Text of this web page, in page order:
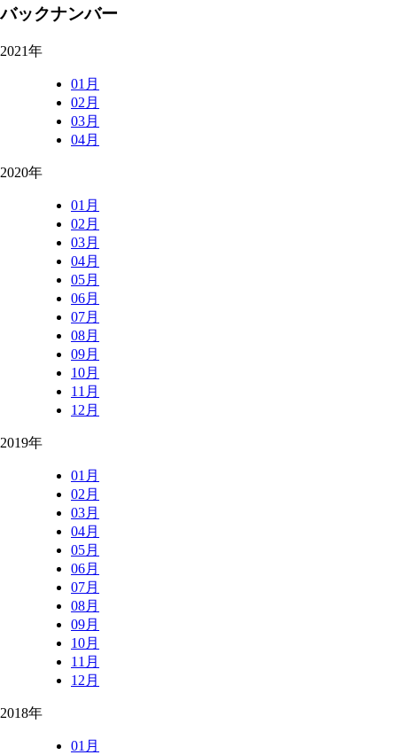
バックナンバー
2021年
01月
02月
03月
04月
2020年
01月
02月
03月
04月
05月
06月
07月
08月
09月
10月
11月
12月
2019年
01月
02月
03月
04月
05月
06月
07月
08月
09月
10月
11月
12月
2018年
01月